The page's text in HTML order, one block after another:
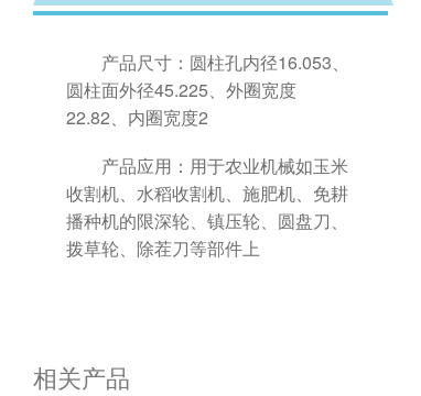
产品尺寸：圆柱孔内径16.053、
圆柱面外径45.225、外圈宽度
22.82、内圈宽度2
产品应用：用于农业机械如玉米
收割机、水稻收割机、施肥机、免耕
播种机的限深轮、镇压轮、圆盘刀、
拨草轮、除茬刀等部件上
相关产品